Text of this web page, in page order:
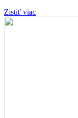
Zistiť viac